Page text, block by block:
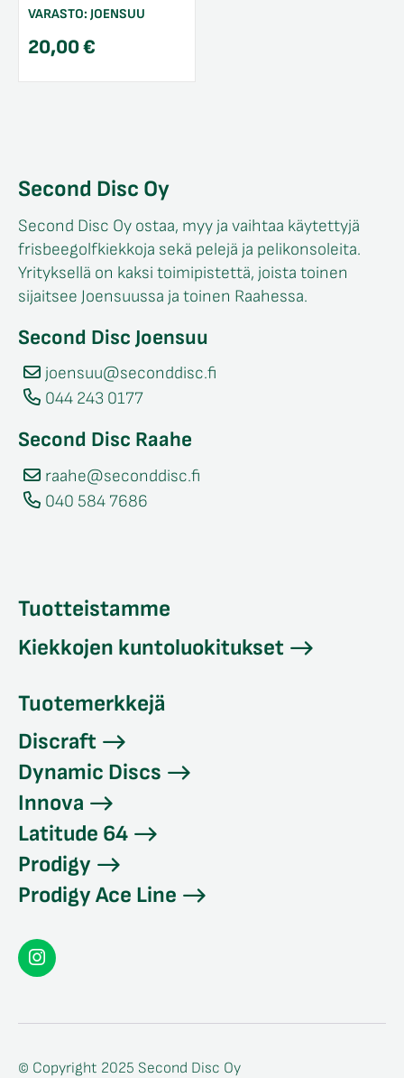
VARASTO: JOENSUU
20,00€
Second Disc Oy
Second Disc Oy ostaa, myy ja vaihtaa käytettyjä
frisbeegolfkiekkoja sekä pelejä ja pelikonsoleita.
Yrityksellä on kaksi toimipistettä, joista toinen
sijaitsee Joensuussa ja toinen Raahessa.
Second Disc Joensuu
joensuu@seconddisc.fi
044 243 0177
Second Disc Raahe
raahe@seconddisc.fi
040 584 7686
Tuotteistamme
Kiekkojen kuntoluokitukset
Tuotemerkkejä
Discraft
Dynamic Discs
Innova
Latitude 64
Prodigy
Prodigy Ace Line
Seconddisc
© Copyright 2025 Second Disc Oy